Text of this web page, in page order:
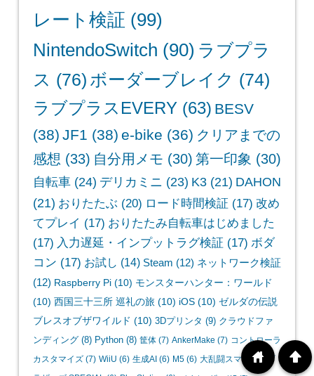
レート検証 (99)
NintendoSwitch (90) ラブプラ
ス (76) ボーダーブレイク (74)
ラブプラスEVERY(63) BESV
(38) JF1 (38) e-bike (36) クリアまでの
感想 (33) 自分用メモ (30) 第一印象 (30)
自転車(24) デリカミニ (23) K3(21) DAHON
(21) おりたたぶ (20) ロード時間検証 (17) 改め
てプレイ (17) おりたたみ自転車はじめました
(17) 入力遅延・インプットラグ検証 (17) ボダ
コン (17) お試し (14) Steam (12) ネットワーク検証
(12) Raspberry Pi(10) モンスターハンター：ワールド
(10) 西国三十三所 巡礼の旅(10) iOS(10) ゼルダの伝説
ブレスオブザワイルド (10) 3Dプリンタ (9) クラウドファ
ンディング(8) Python(8) 筐体(7) AnkerMake (7) コントローラ
カスタマイズ(7) WiiU (6) 生成AI (6) M5(6) 大乱闘スマッシュブ arrowup
home